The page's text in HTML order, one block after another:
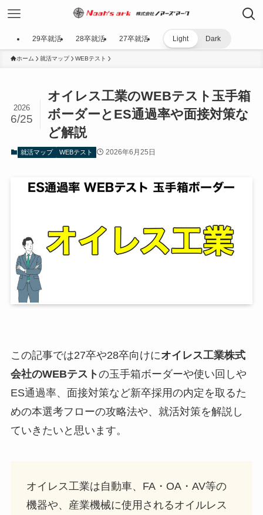
29卒就活 28卒就活 27卒就活 Light Dark
ホーム 就活マップ WEBテスト
オイレス工業のWEBテスト玉手箱
ボーダーとES通過率や面接対策な
ど解説
2026
6/25
就活マップ WEBテスト 2026年6月25日
この記事では27卒や28卒向けにオイレス工業株式
会社のWEBテストの玉手箱ボーダーや使い回しや
ES通過率、面接対策など新卒採用の内定を取るた
めの本選考フローの攻略法や、就活対策を解説し
ていきたいと思います。
オイレス工業は自動車、FA・OA・AV等の
機器や、産業機械に使用されるオイルレス